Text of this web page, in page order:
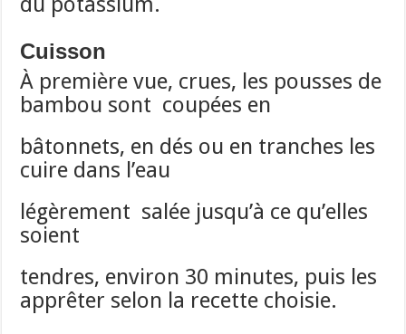
Cuisson
À première vue, crues, les pousses de
bambou sont coupées en
bâtonnets, en dés ou en tranches les
cuire dans l’eau
légèrement salée jusqu’à ce qu’elles
soient
tendres, environ 30 minutes, puis les
apprêter selon la recette choisie.